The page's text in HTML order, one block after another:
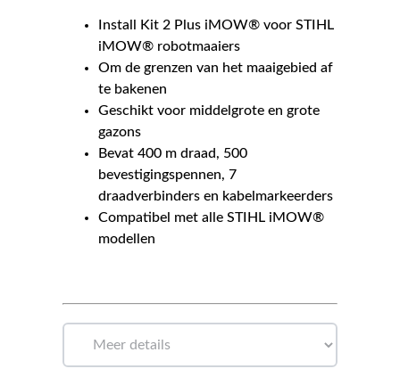
Install Kit 2 Plus iMOW® voor STIHL
iMOW® robotmaaiers
Om de grenzen van het maaigebied af
te bakenen
Geschikt voor middelgrote en grote
gazons
Bevat 400 m draad, 500
bevestigingspennen, 7
draadverbinders en kabelmarkeerders
Compatibel met alle STIHL iMOW®
modellen